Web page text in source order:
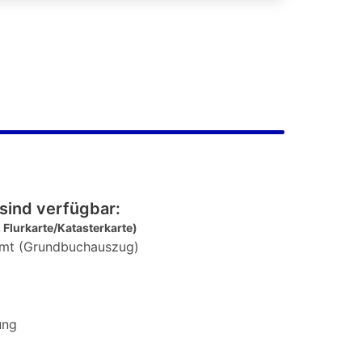
verfügbar:
Flurkarte/Katasterkarte)
(Grundbuchauszug)